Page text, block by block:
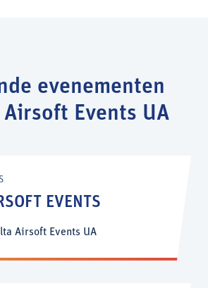
evenementen
Events UA
EVENTS
Airsoft Events UA